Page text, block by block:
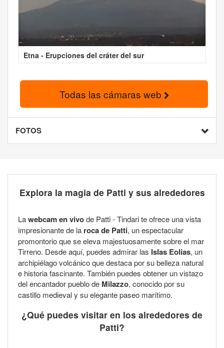
Etna - Erupciones del cráter del sur
Todas las cámaras web
FOTOS
Explora la magia de Patti y sus alrededores
Lawebcam en vivode Patti - Tindari te ofrece una vista
impresionante de la roca de Patti, un espectacular
promontorio que se eleva majestuosamente sobre el mar
Tirreno. Desde aquí, puedes admirar las Islas Eolias, un
archipiélago volcánico que destaca por su belleza natural
e historia fascinante. También puedes obtener un vistazo
del encantador pueblo de Milazzo, conocido por su
castillo medieval y su elegante paseo marítimo.
¿Qué puedes visitar en los alrededores de
Patti?